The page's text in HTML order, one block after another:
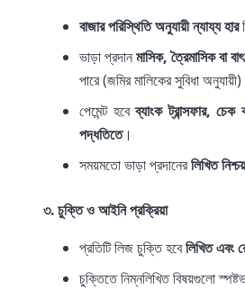
বাজার পরিস্থিতি অনুযায়ী ন্যায্য হার
ভাড়া প্রদানমাসিক, ত্রৈমাসিক বা
পারে (জমির মালিকের সুবিধা
পেমেন্ট হবেব্যাংক ট্রান্সফার, চেক
পদ্ধতিতে।
সময়মতো ভাড়া প্রদানেরলিখিত
৩. চুক্তি ও আইনি প্রক্রিয়া
প্রতিটি লিজ চুক্তি হবেলিখিত এবং
চুক্তিতে নিম্নলিখিত বিষয়গুলো